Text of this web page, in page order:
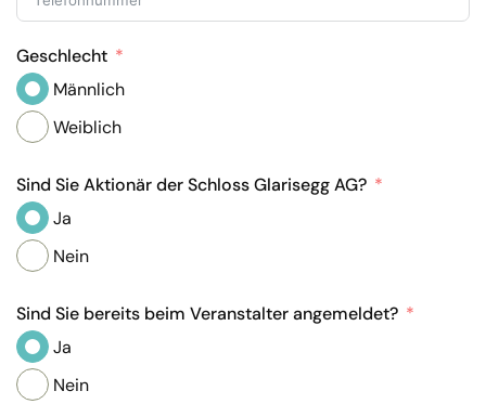
Geschlecht
Männlich
Weiblich
Sind Sie Aktionär der Schloss Glarisegg AG?
Ja
Nein
Sind Sie bereits beim Veranstalter angemeldet?
Ja
Nein